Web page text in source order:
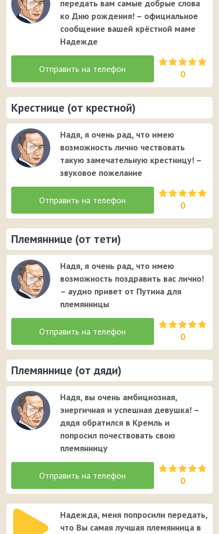
передать вам самые добрые слова
ко Дню рождения! – официальное
сообщение вашей крёстной маме
Надежде
0
Крестнице (от крестной)
Надя, я очень рад, что имею
возможность лично чествовать
такую замечательную крестницу! –
звуковое пожелание
0
Племяннице (от тети)
Надя, я очень рад, что имею
возможность поздравить вас лично!
– аудио привет от Путина для
племянницы
0
Племяннице (от дяди)
Надя, вы очень амбициозная,
энергичная и успешная девушка! –
дядя обратился в Кремль и
попросил почествовать свою
племянницу
0
Надежда, меня попросили передать,
что Вы самая лучшая племянница в